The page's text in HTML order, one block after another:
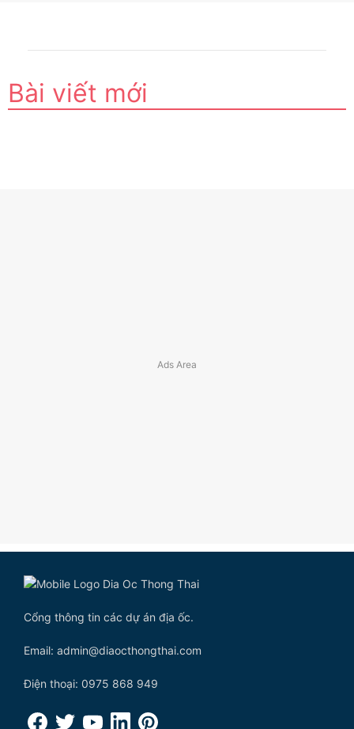
Bài viết mới
Cổng thông tin các dự án địa ốc.
Email: admin@diaocthongthai.com
Điện thoại: 0975 868 949